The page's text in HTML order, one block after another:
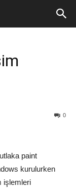
0
paint
kurulurken
işlemleri